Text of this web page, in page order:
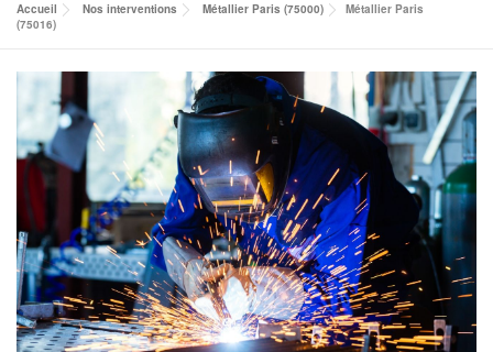
Accueil Nos interventions Métallier Paris (75000)
Métallier Paris
(75016)